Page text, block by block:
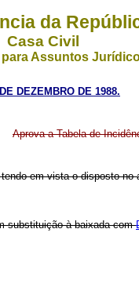
da
Casa Civil
Assuntos
DEZEMBRO DE 1988.
Aprova a Tabela de
em vista o disposto no
substituição à baixada com